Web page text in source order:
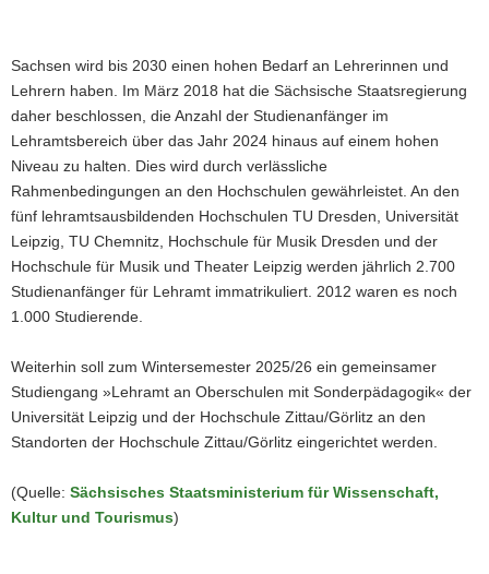
Sachsen wird bis 2030 einen hohen Bedarf an Lehrerinnen und
Lehrern haben. Im März 2018 hat die Sächsische Staatsregierung
daher beschlossen, die Anzahl der Studienanfänger im
Lehramtsbereich über das Jahr 2024 hinaus auf einem hohen
Niveau zu halten. Dies wird durch verlässliche
Rahmenbedingungen an den Hochschulen gewährleistet. An den
fünf lehramtsausbildenden Hochschulen TU Dresden, Universität
Leipzig, TU Chemnitz, Hochschule für Musik Dresden und der
Hochschule für Musik und Theater Leipzig werden jährlich 2.700
Studienanfänger für Lehramt immatrikuliert. 2012 waren es noch
1.000 Studierende.
Weiterhin soll zum Wintersemester 2025/26 ein gemeinsamer
Studiengang »Lehramt an Oberschulen mit Sonderpädagogik« der
Universität Leipzig und der Hochschule Zittau/Görlitz an den
Standorten der Hochschule Zittau/Görlitz eingerichtet werden.
(Quelle: Sächsisches Staatsministerium für Wissenschaft,
Kultur und Tourismus)